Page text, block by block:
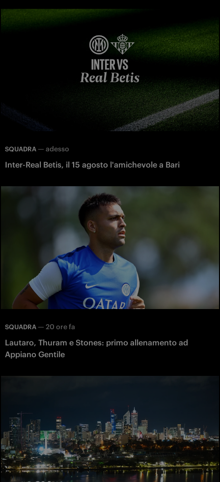
SQUADRA — adesso
Inter-Real Betis, il 15 agosto l'amichevole a Bari
SQUADRA — 20 ore fa
Lautaro, Thuram e Stones: primo allenamento ad
Appiano Gentile